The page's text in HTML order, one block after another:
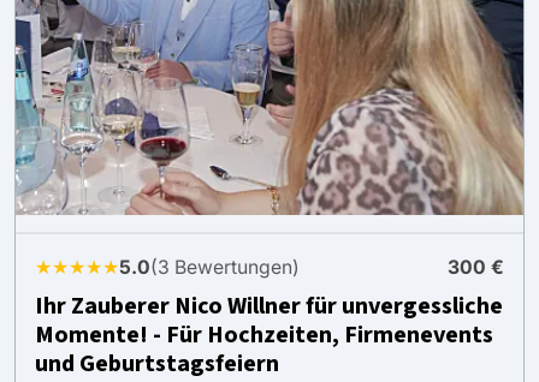
★★★★★5.0(3 Bewertungen) 300 €
Ihr Zauberer Nico Willner für unvergessliche
Momente! - Für Hochzeiten, Firmenevents
und Geburtstagsfeiern